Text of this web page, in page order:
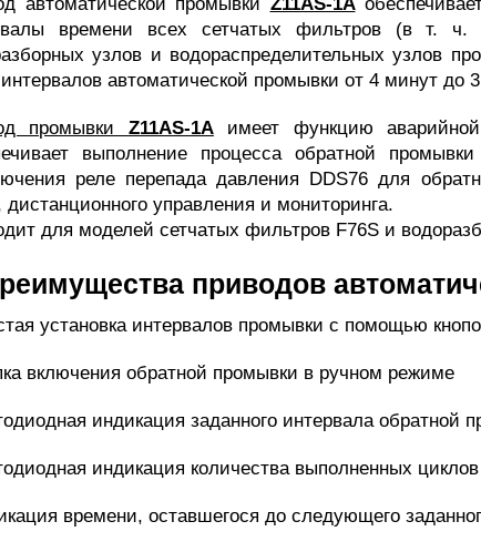
времени всех сетчатых фильтров (в т. ч.
узлов и водораспределительных узлов
автоматической промывки от 4 минут до
промывки Z11AS-1Aимеет функцию
выполнение процесса обратной
реле перепада давления DDS76 для
дистанционного управления и мониторинга.
для моделей сетчатых фильтров F76S и
приводов
установка интервалов промывки с помощью
включения обратной промывки в ручном режиме
индикация заданного интервала обратной
индикация количества выполненных
времени, оставшегося до следующего